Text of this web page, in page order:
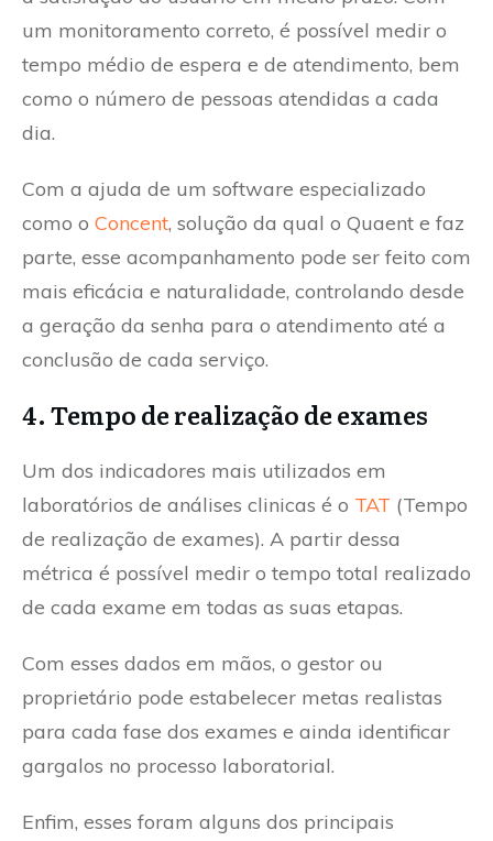
um monitoramento correto, é possível medir o
tempo médio de espera e de atendimento, bem
como o número de pessoas atendidas a cada
dia.
Com a ajuda de um software especializado
como o Concent, solução da qual o Quaent e faz
parte, esse acompanhamento pode ser feito com
mais eficácia e naturalidade, controlando desde
a geração da senha para o atendimento até a
conclusão de cada serviço.
4. Tempo de realização de exames
Um dos indicadores mais utilizados em
laboratórios de análises clinicas é o TAT (Tempo
de realização de exames). A partir dessa
métrica é possível medir o tempo total realizado
de cada exame em todas as suas etapas.
Com esses dados em mãos, o gestor ou
proprietário pode estabelecer metas realistas
para cada fase dos exames e ainda identificar
gargalos no processo laboratorial.
Enfim, esses foram alguns dos principais